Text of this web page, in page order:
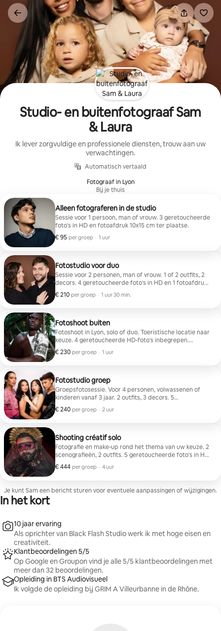
direct
naar
inhoud
Studio- en buitenfotograaf Sam
& Laura
Ik lever zorgvuldige en professionele diensten, trouw aan uw
verwachtingen.
Automatisch vertaald
Fotograaf in Lyon
Bij je thuis
Alleen fotograferen in de studio
Sessie voor 1 persoon, man of vrouw. 3 geretoucheerde
foto's in HD en fotoafdruk 10x15 cm ter plaatse.
€ 95 per groep
€ 95 per groep
, · 1 uur
Fotostudio voor duo
Sessie voor 2 personen, man of vrouw. 1 of 2 outfits, 2
decors. 4 geretoucheerde foto's in HD en 1 fotoafdruk
van 15x20 cm ter plaatse.
€ 210 per groep
€ 210 per groep
, · 1 uur 30 min.
Fotoshoot buiten
Fotoshoot in Lyon, solo of duo. Toeristische locatie naar
keuze. 4 geretoucheerde HD-foto's inbegrepen.
Verplaatsing alleen in Lyon.
€ 230 per groep
€ 230 per groep
, · 1 uur
Fotostudio groep
Groepsfotosessie. Voor 4 personen, volwassenen of
kinderen vanaf 3 jaar. 2 outfits, 3 decors. 5
geretoucheerde foto's in HD en 1 afdruk van 20x30 ter
plaatse.
€ 240 per groep
€ 240 per groep
, · 2 uur
Shooting créatif solo
Fotografie en make-up rond het thema van uw keuze. 2
scenografieën, 2 outfits. 5 geretoucheerde foto's in HD
en 1 afdruk van 20x30.
€ 444 per groep
€ 444 per groep
, · 4 uur
Je kunt Sam een bericht sturen voor eventuele aanpassingen of wijzigingen.
In het kort
10 jaar ervaring
Als oprichter van Black Flash Studio werk ik met hoge eisen en
creativiteit.
Klantbeoordelingen 5/5
Op Google en Groupon vind je alle 5/5 klantbeoordelingen met
meer dan 32 beoordelingen.
Opleiding in BTS Audiovisueel
Ik volgde de opleiding bij GRIM A Villeurbanne in de Rhône.